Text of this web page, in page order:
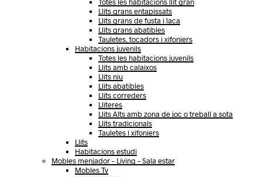
Llits grans entapissats
Llits grans de fusta i laca
Llits grans abatibles
Tauletes, tocadors i xifoniers
Habitacions juvenils
Totes les habitacions juvenils
Llits amb calaixos
Llits niu
Llits abatibles
Llits correders
Lliteres
Llits Alts amb zona de joc o treball a sota
Llits tradicionals
Tauletes i xifoniers
Llits
Habitacions estudi
Mobles menjador – Living – Sala estar
Mobles Tv